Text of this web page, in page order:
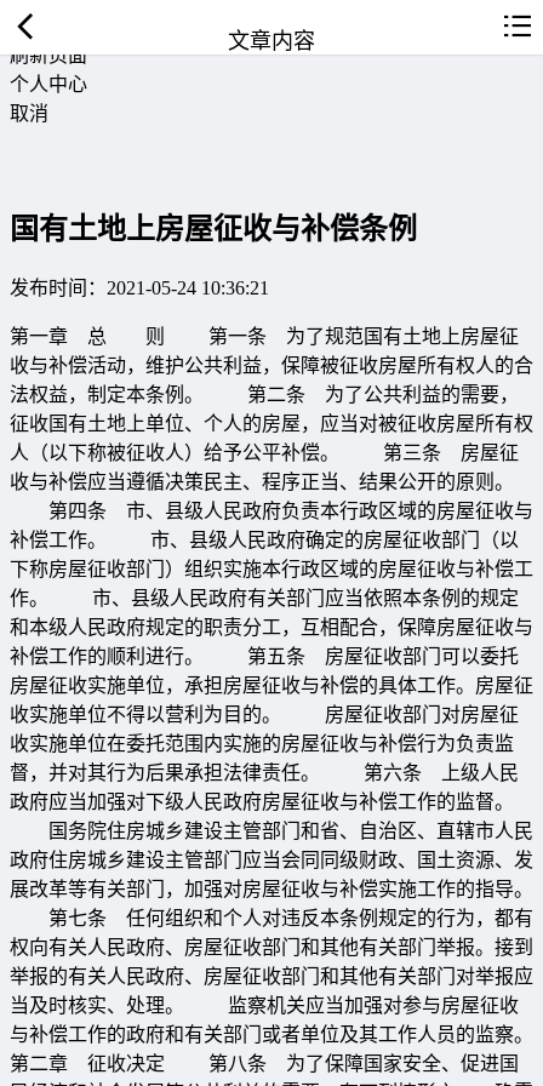
返回首页
刷新页面
个人中心
取消
文章内容
国有土地上房屋征收与补偿条例
发布时间：2021-05-24 10:36:21
第一章 总 则 第一条 为了规范国有土地上房屋征
收与补偿活动，维护公共利益，保障被征收房屋所有权人的合
法权益，制定本条例。 第二条 为了公共利益的需要，
征收国有土地上单位、个人的房屋，应当对被征收房屋所有权
人（以下称被征收人）给予公平补偿。 第三条 房屋征
收与补偿应当遵循决策民主、程序正当、结果公开的原则。
第四条 市、县级人民政府负责本行政区域的房屋征收与
补偿工作。 市、县级人民政府确定的房屋征收部门（以
下称房屋征收部门）组织实施本行政区域的房屋征收与补偿工
作。 市、县级人民政府有关部门应当依照本条例的规定
和本级人民政府规定的职责分工，互相配合，保障房屋征收与
补偿工作的顺利进行。 第五条 房屋征收部门可以委托
房屋征收实施单位，承担房屋征收与补偿的具体工作。房屋征
收实施单位不得以营利为目的。 房屋征收部门对房屋征
收实施单位在委托范围内实施的房屋征收与补偿行为负责监
督，并对其行为后果承担法律责任。 第六条 上级人民
政府应当加强对下级人民政府房屋征收与补偿工作的监督。
国务院住房城乡建设主管部门和省、自治区、直辖市人民
政府住房城乡建设主管部门应当会同同级财政、国土资源、发
展改革等有关部门，加强对房屋征收与补偿实施工作的指导。
第七条 任何组织和个人对违反本条例规定的行为，都有
权向有关人民政府、房屋征收部门和其他有关部门举报。接到
举报的有关人民政府、房屋征收部门和其他有关部门对举报应
当及时核实、处理。 监察机关应当加强对参与房屋征收
与补偿工作的政府和有关部门或者单位及其工作人员的监察。
第二章 征收决定 第八条 为了保障国家安全、促进国